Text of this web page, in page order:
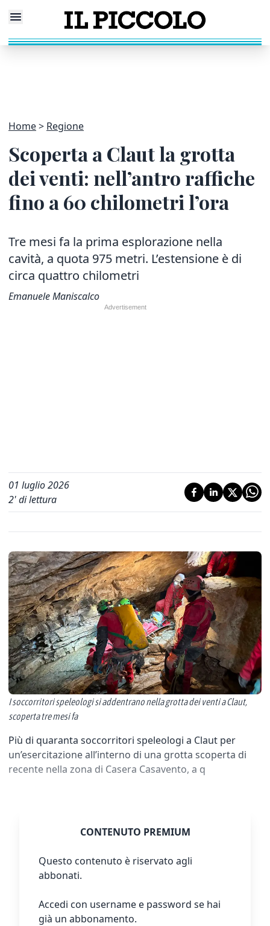
Home Regione
Scoperta a Claut la grotta
dei venti: nell’antro raffiche
fino a 60 chilometri l’ora
Tre mesi fa la prima esplorazione nella
cavità, a quota 975 metri. L’estensione è di
circa quattro chilometri
Emanuele Maniscalco
01 luglio 2026
2' di lettura
I soccorritori speleologi si addentrano nella grotta dei venti a Claut,
scoperta tre mesi fa
Più di quaranta soccorritori speleologi a Claut per
un’esercitazione all’interno di una grotta scoperta di
recente nella zona di Casera Casavento, a q
CONTENUTO PREMIUM
Questo contenuto è riservato agli
abbonati.
Accedi con username e password se hai
già un abbonamento.